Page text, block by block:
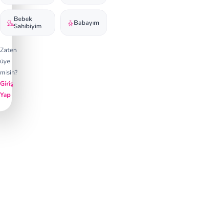
Bebek
Sahibiyim
Babayım
Zaten
üye
misin?
Giriş
Yap